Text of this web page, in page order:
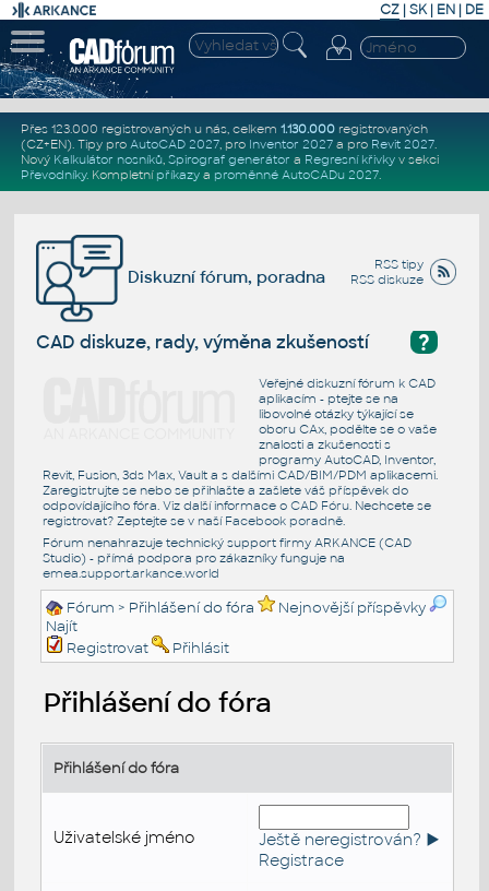
CZ | SK| EN | DE
Přes 123.000 registrovaných u nás, celkem 1.130.000registrovaných
(CZ+EN). Tipy pro AutoCAD 2027, pro Inventor 2027a pro Revit 2027.
Nový Kalkulátor nosníků, Spirograf generátor a Regresní křivkyv sekci
Převodníky. Kompletní příkazya proměnné AutoCADu 2027.
RSS tipy
RSS diskuze
Diskuzní fórum, poradna
?
CAD diskuze, rady, výměna zkušeností
Veřejné diskuzní fórum k CAD
aplikacím - ptejte se na
libovolné otázky týkající se
oboru CAx, podělte se o vaše
znalosti a zkušenosti s
programy AutoCAD, Inventor,
Revit, Fusion, 3ds Max, Vault a s dalšími CAD/BIM/PDM aplikacemi.
Zaregistrujte se nebo se přihlašte a zašlete váš příspěvek do
odpovídajícího fóra. Viz další informace o CAD Fóru. Nechcete se
registrovat? Zeptejte se v naší Facebook poradně.
Fórum nenahrazuje technický support firmy ARKANCE (CAD
Studio) - přímá podpora pro zákazníky funguje na
emea.support.arkance.world
Fórum > Přihlášení do fóra
Nejnovější příspěvky
Najít
Registrovat
Přihlásit
Přihlášení do fóra
Přihlášení do fóra
Uživatelské jméno
Ještě neregistrován? ►
Registrace